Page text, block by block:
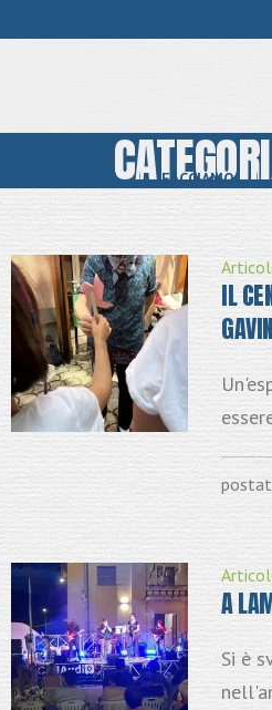
INSIEME FACCIAMO
IL
A
Si è